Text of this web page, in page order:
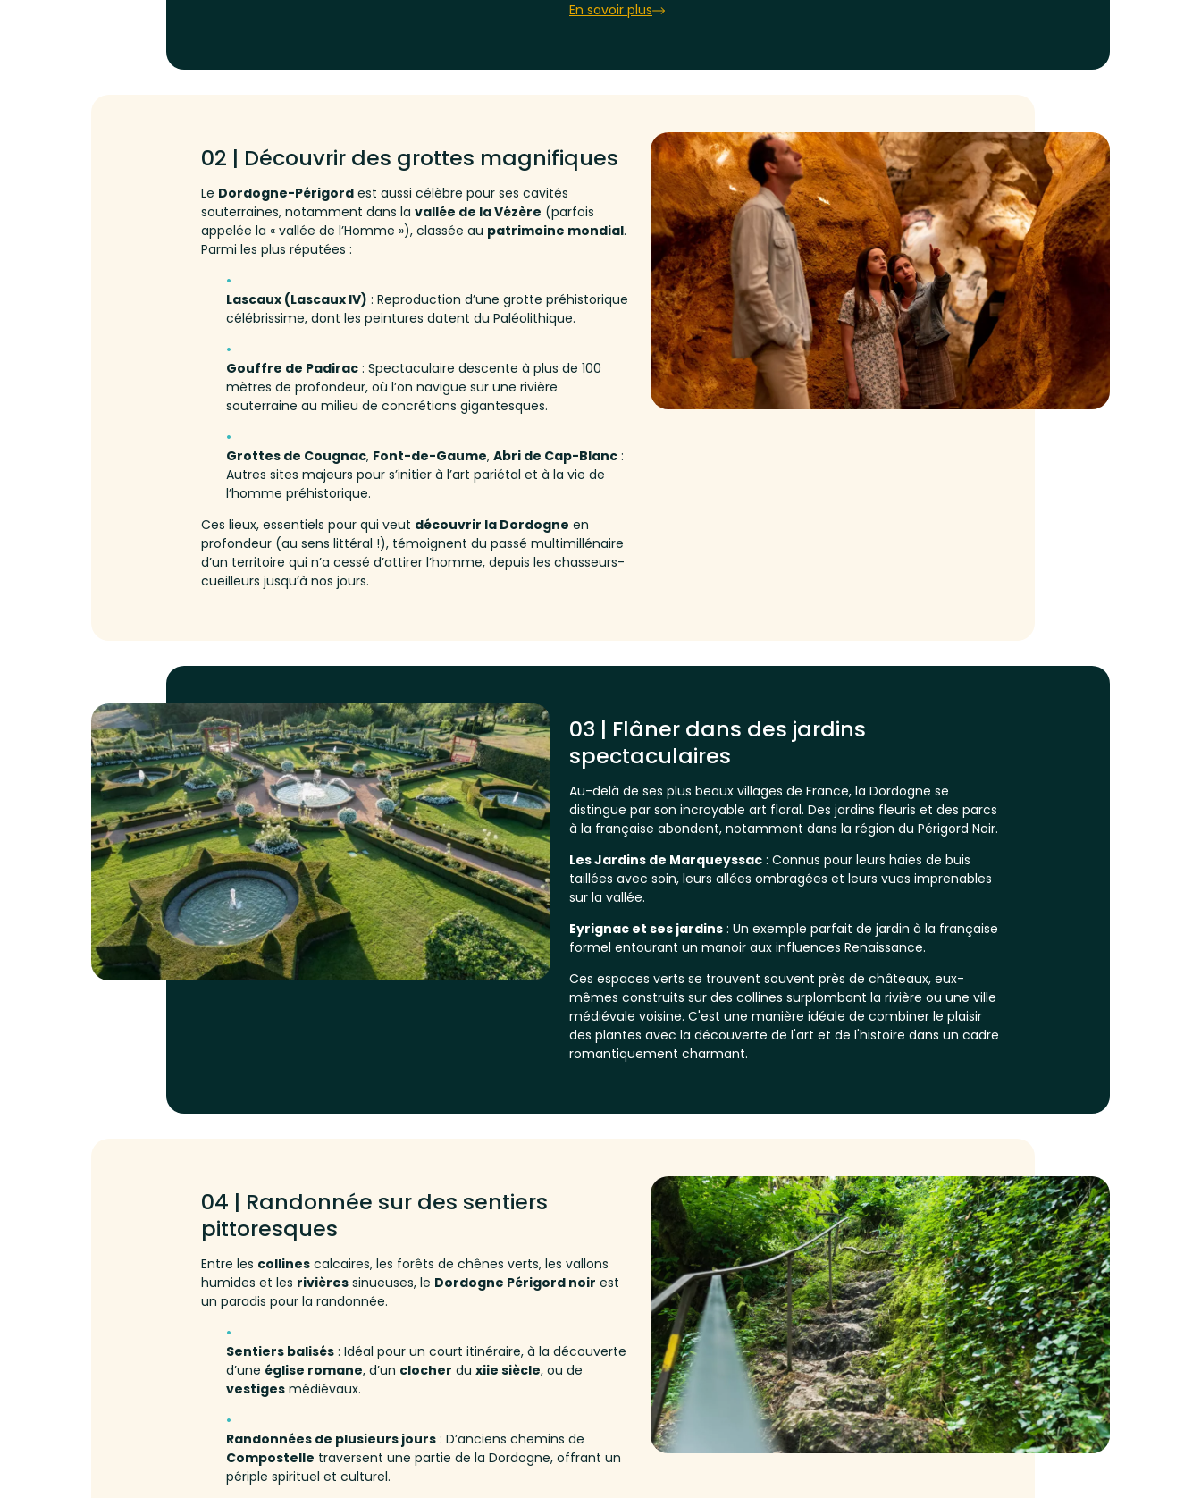
En savoir plus
02 | Découvrir des grottes magnifiques
Le Dordogne-Périgordest aussi célèbre pour ses cavités
souterraines, notamment dans la vallée de la Vézère (parfois
appelée la « vallée de l’Homme »), classée au patrimoine mondial.
Parmi les plus réputées :
Lascaux (Lascaux IV) : Reproduction d’une grotte préhistorique
célébrissime, dont les peintures datent du Paléolithique.
Gouffre de Padirac: Spectaculaire descente à plus de 100
mètres de profondeur, où l’on navigue sur une rivière
souterraine au milieu de concrétions gigantesques.
Grottes de Cougnac, Font-de-Gaume, Abri de Cap-Blanc:
Autres sites majeurs pour s’initier à l’art pariétal et à la vie de
l’homme préhistorique.
Ces lieux, essentiels pour qui veut découvrir la Dordogne en
profondeur (au sens littéral !), témoignent du passé multimillénaire
d’un territoire qui n’a cessé d’attirer l’homme, depuis les chasseurs-
cueilleurs jusqu’à nos jours.
03 | Flâner dans des jardins
spectaculaires
Au-delà de ses plus beaux villages de France, la Dordogne se
distingue par son incroyable art floral. Des jardins fleuris et des parcs
à la française abondent, notamment dans la région du Périgord Noir.
Les Jardins de Marqueyssac : Connus pour leurs haies de buis
taillées avec soin, leurs allées ombragées et leurs vues imprenables
sur la vallée.
Eyrignac et ses jardins : Un exemple parfait de jardin à la française
formel entourant un manoir aux influences Renaissance.
Ces espaces verts se trouvent souvent près de châteaux, eux-
mêmes construits sur des collines surplombant la rivière ou une ville
médiévale voisine. C'est une manière idéale de combiner le plaisir
des plantes avec la découverte de l'art et de l'histoire dans un cadre
romantiquement charmant.
04 | Randonnée sur des sentiers
pittoresques
Entre les collinescalcaires, les forêts de chênes verts, les vallons
humides et les rivièressinueuses, le Dordogne Périgord noir est
un paradis pour la randonnée.
Sentiers balisés: Idéal pour un court itinéraire, à la découverte
d’une église romane, d’un clocher du xiie siècle, ou de
vestigesmédiévaux.
Randonnées de plusieurs jours: D’anciens chemins de
Compostelle traversent une partie de la Dordogne, offrant un
périple spirituel et culturel.